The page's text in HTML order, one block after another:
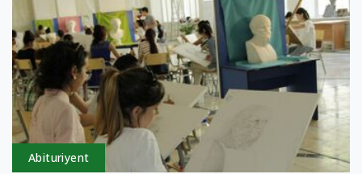
Abituriyent